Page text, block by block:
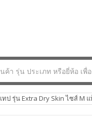
ป รุ่น Extra Dry Skin ไซส์ M